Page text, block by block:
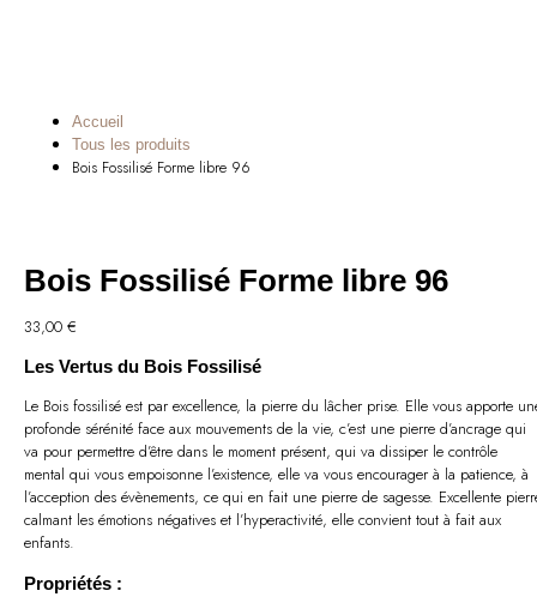
Accueil
Tous les produits
Bois Fossilisé Forme libre 96
Bois Fossilisé Forme libre 96
33,00 €
Les Vertus du Bois Fossilisé
Le Bois fossilisé est par excellence, la pierre du lâcher prise. Elle vous apporte
profonde sérénité face aux mouvements de la vie, c’est une pierre d’ancrage qui
va pour permettre d’être dans le moment présent, qui va dissiper le contrôle
mental qui vous empoisonne l’existence, elle va vous encourager à la patience, à
l’acception des évènements, ce qui en fait une pierre de sagesse. Excellente
calmant les émotions négatives et l’hyperactivité, elle convient tout à fait aux
enfants.
Propriétés :